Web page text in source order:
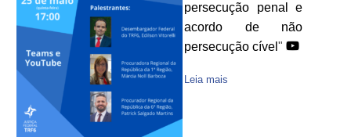
persecução penal e
acordo de não
persecução cível "
Leia mais